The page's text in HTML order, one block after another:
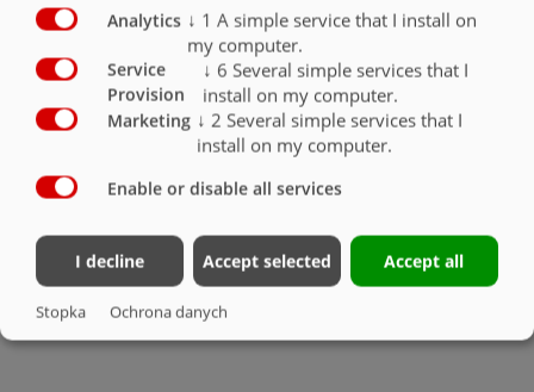
Resory paraboliczne do
zespołu osiowego Titan
Hydrauliczna
amortyzacja osi
Zawieszenie
zespołu osiowego
Resory paraboliczne do
zespołu osiowego Gigant
Plus
Analytics ↓ 1 A simple service that I install on
my computer.
Service
Provision
↓ 6 Several simple services that I
install on my computer.
Marketing ↓ 2 Several simple services that I
install on my computer.
Enable or disable all services
I decline Accept selected Accept all
Stopka Ochrona danych